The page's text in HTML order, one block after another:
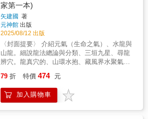
神正倫、通命養神、羅千齒神、卻邪衛真、喉
光虎賁、氣神引津、心神丹元、令吾通真、思
神鍊液、道炁長存、急急如律令。五、淨心神
咒太上台星、應變無停、驅邪縛魅、保命護
身、智慧明淨、心神安寧、三魂永固、魄無喪
傾、急急如律令。六、淨身神咒靈寶天尊、安
慰身形、弟子魂魄、五臟玄冥、青龍白虎、隊
七、淨三業神咒身中諸內境、三萬六千神、動
作履行藏、前劫並後業、願吾身自在、常住三
寶中、當於劫壞時、吾神常不滅、誦此真文
訣◎全球金融運勢預言陽宅開運我最行◎求財
求愛情求事業住宅開運秘法◎2026招財格局◎
不宜動土方位及文昌位的規劃全新收錄◎六十
甲子日逐日開運必勝秘法◎文昌為規劃◎陽宅
八卦九宮吉利開運法寶再加上新編2026年農民
曆，堪稱為居家、公司行號、各式商店的必備
生活寶典，也是開運招財的最佳參考書。特別
推薦 *年度熱賣暢銷書*
家第一本)
矢建國 著
元神館 出版
2025/08/12 出版
〈封面提要〉 介紹元氣（生命之氣）、水龍與
山龍。細說龍法總論與分類、三垣九星、尋龍
辨穴。龍真穴的、山環水抱、藏風界水聚氣，
言方式，輔以大量圖說。 書後附有經典原文，
以利讀者參考。 〈推介本書〉 2019年出版「龍
經」詳述氣水山龍的風水奧秘，廣受歡迎。
79 折 特價 474 元
加入購物車